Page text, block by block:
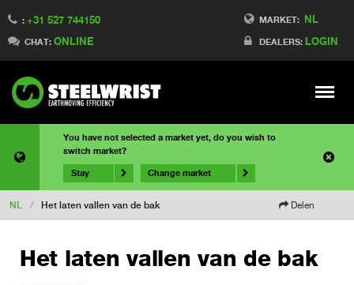
MARKET: NL
DEALERS: LOGIN
: +31 527 744150
CHAT: ONLINE
Meny
You have not selected a market yet, do you wish to
switch market?
Stay Change market
NL / Het laten vallen van de bak Delen
Het laten vallen van de bak